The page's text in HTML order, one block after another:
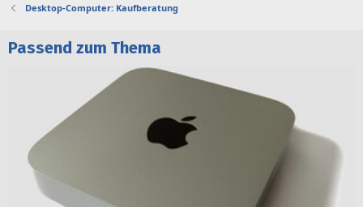
Desktop-Computer: Kaufberatung
Passend zum Thema